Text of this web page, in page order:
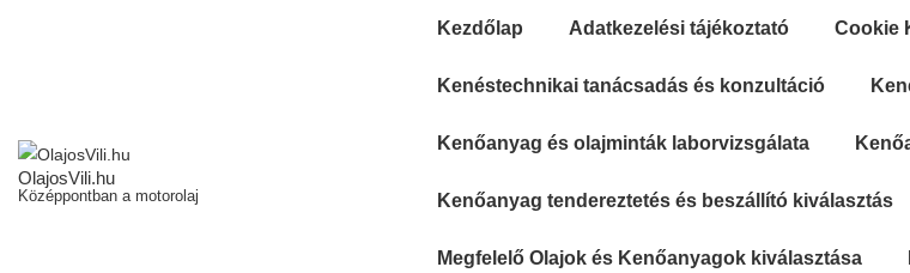
OlajosVili.hu
Középpontban a motorolaj
Kezdőlap Adatkezelési tájékoztató Cookie
Kenéstechnikai tanácsadás és konzultáció
Kenőanyag és olajminták laborvizsgálata
Kenőanyag tendereztetés és beszállító kiválasztás
Megfelelő Olajok és Kenőanyagok kiválasztása